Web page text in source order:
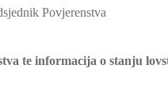
Povjerenstva
te informacija o stanju